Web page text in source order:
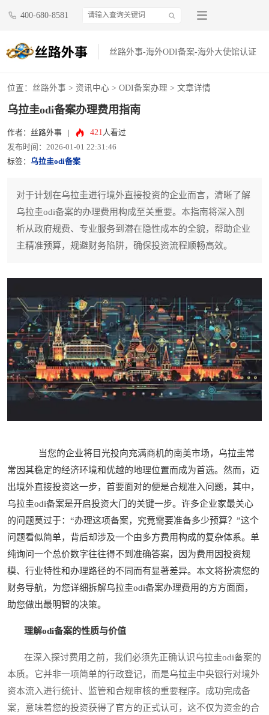
400-680-8581
丝路外事-海外ODI备案-海外大使馆认证
位置： 丝路外事 > 资讯中心 > ODI备案办理 > 文章详情
乌拉圭odi备案办理费用指南
作者：丝路外事 421人看过
发布时间：2026-01-01 22:31:46
标签： 乌拉圭odi备案
对于计划在乌拉圭进行境外直接投资的企业而言，清晰了解
乌拉圭odi备案的办理费用构成至关重要。本指南将深入剖
析从政府规费、专业服务到潜在隐性成本的全貌，帮助企业
主精准预算，规避财务陷阱，确保投资流程顺畅高效。
当您的企业将目光投向充满商机的南美市场，乌拉圭常
常因其稳定的经济环境和优越的地理位置而成为首选。然而，迈
出境外直接投资这一步，首要面对的便是合规准入问题，其中，
乌拉圭odi备案是开启投资大门的关键一步。许多企业家最关心
的问题莫过于：“办理这项备案，究竟需要准备多少预算？”这个
问题看似简单，背后却涉及一个由多方费用构成的复杂体系。单
纯询问一个总价数字往往得不到准确答案，因为费用因投资规
模、行业特性和办理路径的不同而有显著差异。本文将扮演您的
财务导航，为您详细拆解乌拉圭odi备案办理费用的方方面面，
助您做出最明智的决策。
理解odi备案的性质与价值
在深入探讨费用之前，我们必须先正确认识乌拉圭odi备案的
本质。它并非一项简单的行政登记，而是乌拉圭中央银行对境外
资本流入进行统计、监管和合规审核的重要程序。成功完成备
案，意味着您的投资获得了官方的正式认可，这不仅为资金的合